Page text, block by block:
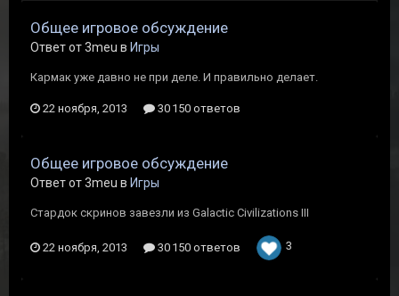
Общее игровое обсуждение
Ответ от 3meu в Игры
Кармак уже давно не при деле. И правильно делает.
22 ноября, 2013 30 150 ответов
Общее игровое обсуждение
Ответ от 3meu в Игры
Стардок скринов завезли из Galactic Civilizations III
22 ноября, 2013 30 150 ответов 3